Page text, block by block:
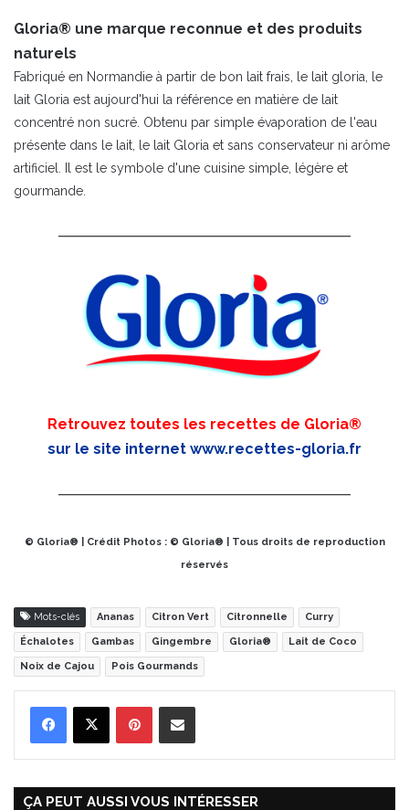
Gloria® une marque reconnue et des produits
naturels
Fabriqué en Normandie à partir de bon lait frais, le lait gloria, le
lait Gloria est aujourd'hui la référence en matière de lait
concentré non sucré. Obtenu par simple évaporation de l'eau
présente dans le lait, le lait Gloria et sans conservateur ni arôme
artificiel. Il est le symbole d'une cuisine simple, légère et
gourmande.
Retrouvez toutes les recettes de Gloria®
sur le site internet www.recettes-gloria.fr
© Gloria® | Crédit Photos : © Gloria® | Tous droits de reproduction
réservés
Mots-clés Ananas Citron Vert Citronnelle Curry
Échalotes Gambas Gingembre Gloria® Lait de Coco
Noix de Cajou Pois Gourmands
ÇA PEUT AUSSI VOUS INTÉRESSER